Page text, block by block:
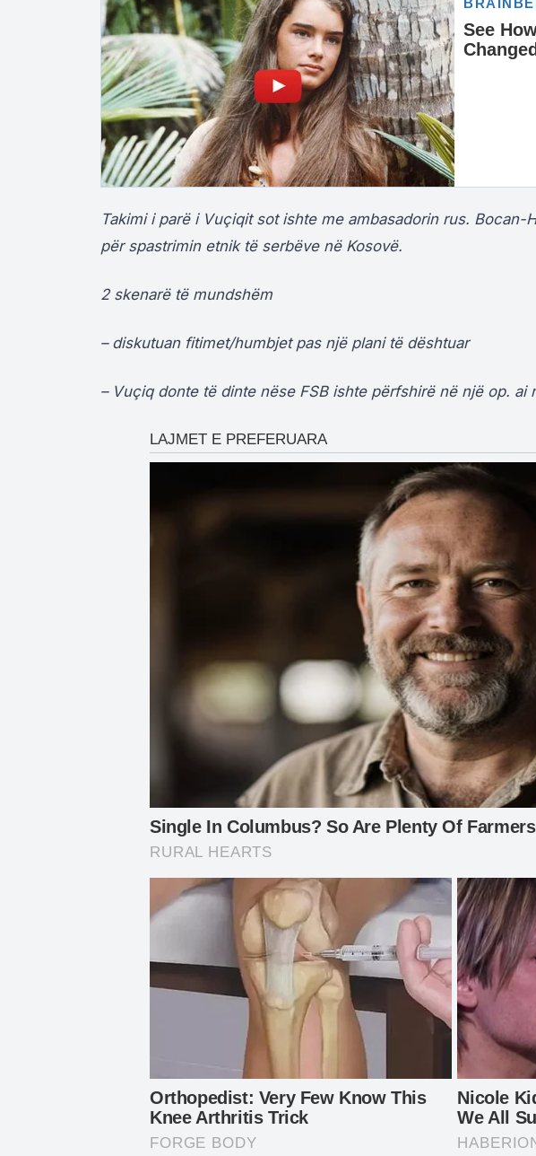
Takimi i parë i Vuçiqit sot ishte me ambasadorin rus.
për spastrimin etnik të serbëve në Kosovë.
2 skenarë të mundshëm
– diskutuan fitimet/humbjet pas një plani të dështuar
– Vuçiq donte të dinte nëse FSB ishte përfshirë në një op. ai